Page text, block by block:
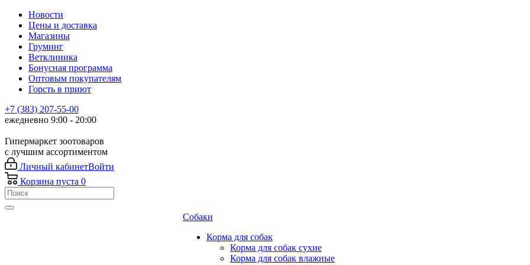
Новости
Цены и доставка
Магазины
Груминг
Ветклиника
Бонусная программа
Оптовым покупателям
Горсть в приют
+7 (383) 207-55-00
ежедневно 9:00 - 20:00
Гипермаркет зоотоваров
с лучшим ассортиментом
Личный кабинетВойти
Корзина пуста 0
Собаки
Корма для собак
Корма для собак сухие
Корма для собак влажные